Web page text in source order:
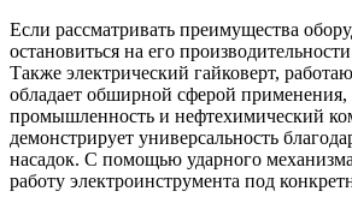
Если рассматривать преимущества
остановиться на его
Также электрический гайковерт,
обладает обширной сферой применения,
промышленность и нефтехимический
демонстрирует универсальность
насадок. С помощью ударного механизма
работу электроинструмента под